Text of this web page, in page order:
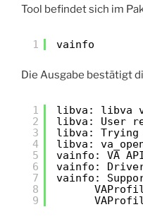
Tool befindet sich im
1 vainfo
Die Ausgabe bestätigt
1
2
3
4
5
6
7
8
9
libva: libva
libva: User
libva: Trying
libva:
vainfo: VA
vainfo: Driver
vainfo: